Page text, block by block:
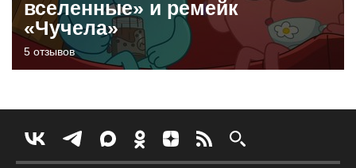
вселенные» и ремейк
«Чучела»
5 отзывов